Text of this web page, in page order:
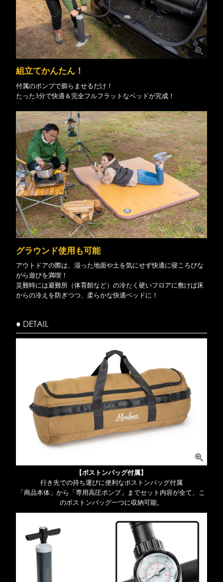
組立てかんたん！
付属のポンプで膨らませるだけ！
たった3分で快適＆完全フルフラットなベッドが完成！
グラウンド使用も可能
アウトドアの際は、湿った地面や土を気にせず快適に寝ころびな
がら遊びを満喫！
災難時には避難所（体育館など）の冷たく硬いフロアに敷けば床
からの冷えを防ぎつつ、柔らかな快適ベッドに！
● DETAIL
【ボストンバッグ付属】
行き先での持ち運びに便利なボストンバッグ付属
「商品本体」から「専用高圧ポンプ」までセット内容が全て、こ
のボストンバッグ一つに収納可能。